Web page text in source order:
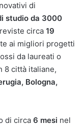
di
studio da 3000
circa 19
ai migliori progetti
da laureati o
8 città italiane,
Bologna,
di circa 6 mesi nel